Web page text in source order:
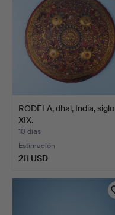
RODELA, dhal, India, siglo
XIX.
10 días
Estimación
211 USD